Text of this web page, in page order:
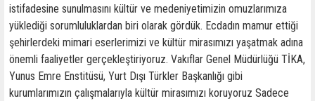
istifadesine sunulmasını kültür ve medeniyetimizin omuzlarımıza
yüklediği sorumluluklardan biri olarak gördük. Ecdadın mamur ettiği
şehirlerdeki mimari eserlerimizi ve kültür mirasımızı yaşatmak adına
önemli faaliyetler gerçekleştiriyoruz. Vakıflar Genel Müdürlüğü TİKA,
Yunus Emre Enstitüsü, Yurt Dışı Türkler Başkanlığı gibi
kurumlarımızın çalışmalarıyla kültür mirasımızı koruyoruz Sadece